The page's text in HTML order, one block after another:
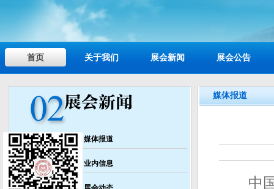
首页 关于我们 展会新闻 展会公告
媒体报道
业内信息
媒体报道
中国